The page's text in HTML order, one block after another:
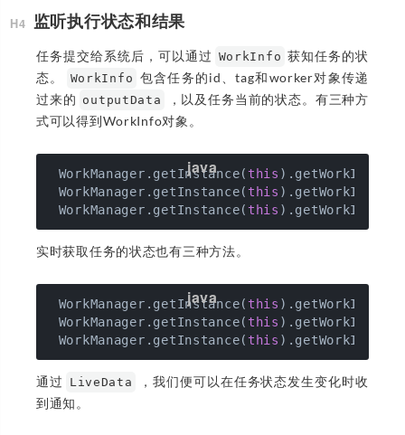
监听执行状态和结果
任务提交给系统后，可以通过 WorkInfo 获知任务的状
态。
WorkInfo 包含任务的id、tag和worker对象传递
过来的 outputData
，以及任务当前的状态。有三种方
式可以得到WorkInfo对象。
WorkManager.getInstance( this
WorkManager.getInstance( this
WorkManager.getInstance( this
实时获取任务的状态也有三种方法。
WorkManager.getInstance( this
WorkManager.getInstance( this
WorkManager.getInstance( this
通过 LiveData
，我们便可以在任务状态发生变化时收
到通知。